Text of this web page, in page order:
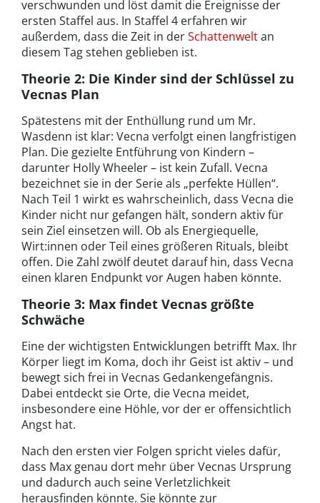
verschwunden und löst damit die Ereignisse der
ersten Staffel aus. In Staffel 4 erfahren wir
außerdem, dass die Zeit in derSchattenweltan
diesem Tag stehen geblieben ist.
Theorie 2: Die Kinder sind der Schlüssel zu
Vecnas Plan
Spätestens mit der Enthüllung rund um Mr.
Wasdenn ist klar: Vecna verfolgt einen langfristigen
Plan. Die gezielte Entführung von Kindern –
darunter Holly Wheeler – ist kein Zufall. Vecna
bezeichnet sie in der Serie als „perfekte Hüllen“.
Nach Teil 1 wirkt es wahrscheinlich, dass Vecna die
Kinder nicht nur gefangen hält, sondern aktiv für
sein Ziel einsetzen will. Ob als Energiequelle,
Wirt:innen oder Teil eines größeren Rituals, bleibt
offen. Die Zahl zwölf deutet darauf hin, dass Vecna
einen klaren Endpunkt vor Augen haben könnte.
Theorie 3: Max findet Vecnas größte
Schwäche
Eine der wichtigsten Entwicklungen betrifft Max. Ihr
Körper liegt im Koma, doch ihr Geist ist aktiv – und
bewegt sich frei in Vecnas Gedankengefängnis.
Dabei entdeckt sie Orte, die Vecna meidet,
insbesondere eine Höhle, vor der er offensichtlich
Angst hat.
Nach den ersten vier Folgen spricht vieles dafür,
dass Max genau dort mehr über Vecnas Ursprung
und dadurch auch seine Verletzlichkeit
herausfinden könnte. Sie könnte zur